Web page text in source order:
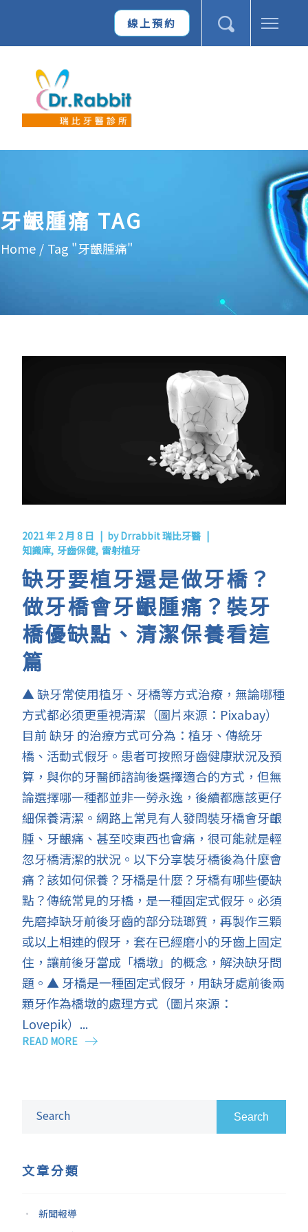
線上預約
牙齦腫痛 TAG
Home / Tag "牙齦腫痛"
2021 年 2 月 8 日 byDrrabbit 瑞比牙醫
知識庫 牙齒保健 雷射植牙
缺牙要植牙還是做牙橋？
做牙橋會牙齦腫痛？裝牙
橋優缺點、清潔保養看這
篇
▲ 缺牙常使用植牙、牙橋等方式治療，無論哪種
方式都必須更重視清潔（圖片來源：Pixabay）
目前 缺牙 的治療方式可分為：植牙、傳統牙
橋、活動式假牙。患者可按照牙齒健康狀況及預
算，與你的牙醫師諮詢後選擇適合的方式，但無
論選擇哪一種都並非一勞永逸，後續都應該更仔
細保養清潔。網路上常見有人發問裝牙橋會牙齦
腫、牙齦痛、甚至咬東西也會痛，很可能就是輕
忽牙橋清潔的狀況。以下分享裝牙橋後為什麼會
痛？該如何保養？牙橋是什麼？牙橋有哪些優缺
點？傳統常見的牙橋，是一種固定式假牙。必須
先磨掉缺牙前後牙齒的部分琺瑯質，再製作三顆
或以上相連的假牙，套在已經磨小的牙齒上固定
住，讓前後牙當成「橋墩」的概念，解決缺牙問
題。▲ 牙橋是一種固定式假牙，用缺牙處前後兩
顆牙作為橋墩的處理方式（圖片來源：
Lovepik）...
READ MORE
Search
文章分類
新聞報導